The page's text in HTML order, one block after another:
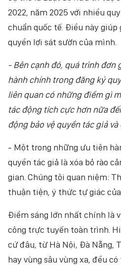
2022, năm 2025 với nhiều
chuẩn quốc tế. Điều này giúp
quyền lợi sát sườn của mình.
- Bên cạnh đó, quá trình đơn
hành chính trong đăng ký
liên quan có những điểm gì
tác động tích cực hơn nữa
động bảo vệ quyền tác giả
- Một trong những ưu tiên
quyền tác giả là xóa bỏ rào
gian. Chúng tôi quan niệm:
thuận tiện, ý thức tự giác của
Điểm sáng lớn nhất chính là
công trực tuyến toàn trình.
cứ đâu, từ Hà Nội, Đà Nẵng,
hay vùng sâu vùng xa, đều